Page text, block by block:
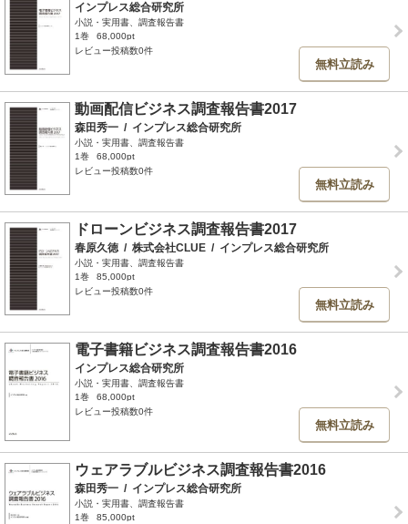
インプレス総合研究所
小説・実用書、調査報告書
1巻
68,000pt
レビュー投稿数0件
無料立読み
動画配信ビジネス調査報告書2017
森田秀一 / インプレス総合研究所
小説・実用書、調査報告書
1巻
68,000pt
レビュー投稿数0件
無料立読み
ドローンビジネス調査報告書2017
春原久徳 / 株式会社CLUE / インプレス総合研究所
小説・実用書、調査報告書
1巻
85,000pt
レビュー投稿数0件
無料立読み
電子書籍ビジネス調査報告書2016
インプレス総合研究所
小説・実用書、調査報告書
1巻
68,000pt
レビュー投稿数0件
無料立読み
ウェアラブルビジネス調査報告書2016
森田秀一 / インプレス総合研究所
小説・実用書、調査報告書
1巻
85,000pt